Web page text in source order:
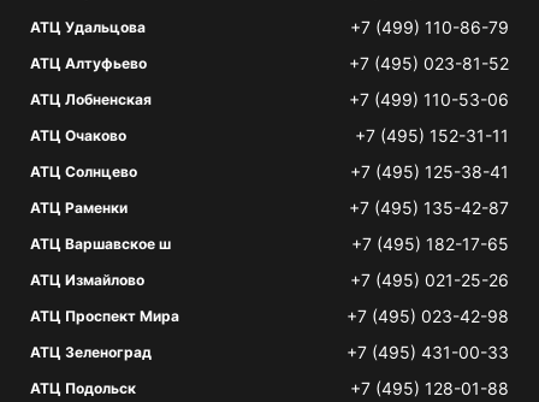
АТЦ Удальцова +7 (499) 110-86-79
АТЦ Алтуфьево +7 (495) 023-81-52
АТЦ Лобненская +7 (499) 110-53-06
АТЦ Очаково +7 (495) 152-31-11
АТЦ Солнцево +7 (495) 125-38-41
АТЦ Раменки +7 (495) 135-42-87
АТЦ Варшавское ш +7 (495) 182-17-65
АТЦ Измайлово +7 (495) 021-25-26
АТЦ Проспект Мира +7 (495) 023-42-98
АТЦ Зеленоград +7 (495) 431-00-33
АТЦ Подольск +7 (495) 128-01-88